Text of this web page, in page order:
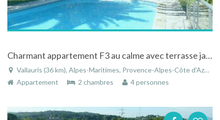
Charmant appartement F3 au calme avec terrasse jardin privée, dans villa, à 5 km de la mer
Vallauris (36 km), Alpes-Maritimes, Provence-Alpes-Côte d'Azur, France
Appartement
2 chambres 4 personnes